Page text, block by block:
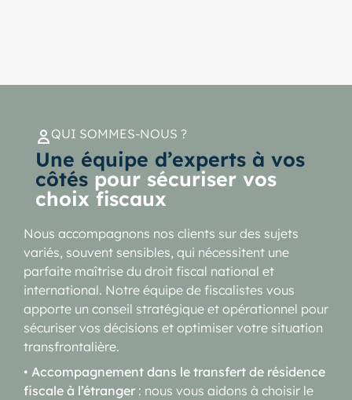
QUI SOMMES-NOUS ?
Une équipe d’experts à vos
côtés pour sécuriser vos
choix fiscaux
Nous accompagnons nos clients sur des sujets
variés, souvent sensibles, qui nécessitent une
parfaite maîtrise du droit fiscal national et
international. Notre équipe de fiscalistes vous
apporte un conseil stratégique et opérationnel pour
sécuriser vos décisions et optimiser votre situation
transfrontalière.
• Accompagnement dans le transfert de résidence
fiscale à l’étranger : nous vous aidons à choisir le